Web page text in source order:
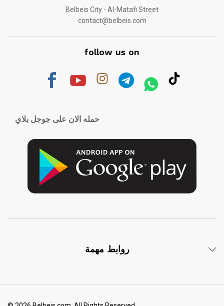
Belbeis City - Al-Matafi Street
contact@belbeis.com
follow us on
حمله الان على جوجل بلاي
روابط مهمة